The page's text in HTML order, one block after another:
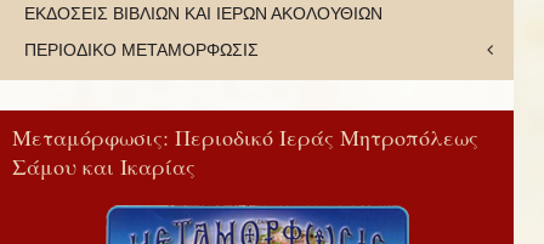
ΕΚΔΟΣΕΙΣ ΒΙΒΛΙΩΝ ΚΑΙ ΙΕΡΩΝ ΑΚΟΛΟΥΘΙΩΝ
ΠΕΡΙΟΔΙΚΟ ΜΕΤΑΜΟΡΦΩΣΙΣ
Μεταμόρφωσις: Περιοδικό Ιεράς Μητροπόλεως
Σάμου και Ικαρίας